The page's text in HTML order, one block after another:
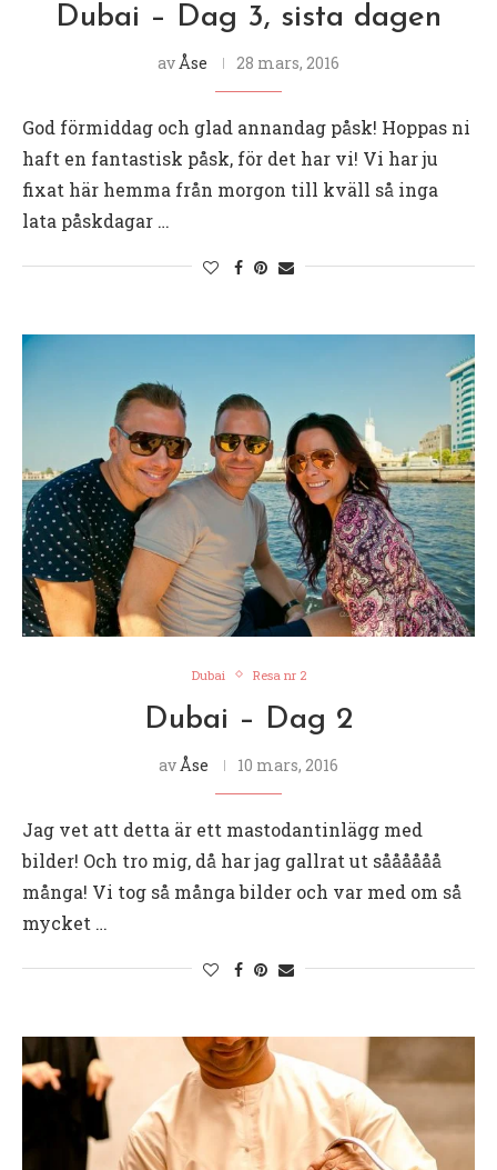
Dubai – Dag 3, sista dagen
av Åse 28 mars, 2016
God förmiddag och glad annandag påsk! Hoppas ni
haft en fantastisk påsk, för det har vi! Vi har ju
fixat här hemma från morgon till kväll så inga
lata påskdagar …
Dubai Resa nr 2
Dubai – Dag 2
av Åse 10 mars, 2016
Jag vet att detta är ett mastodantinlägg med
bilder! Och tro mig, då har jag gallrat ut såååååå
många! Vi tog så många bilder och var med om så
mycket …